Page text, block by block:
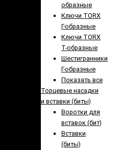
образные
Ключи TORX
Г-образные
Ключи TORX
Т-образные
Шестигранники
Г-образные
Показать все
Торцевые насадки
и вставки (биты)
Воротки для
вставок (бит)
Вставки
(биты)